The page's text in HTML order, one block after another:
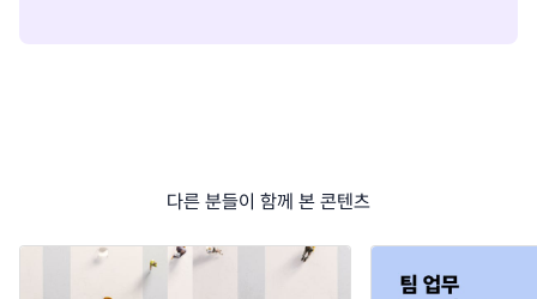
다른 분들이 함께 본 콘텐츠